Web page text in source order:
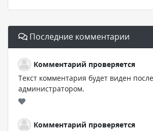
Последние комментарии
Комментарий проверяется
Текст комментария будет виден
администратором.
Комментарий проверяется